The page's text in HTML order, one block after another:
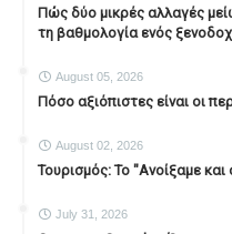
Πώς δύο μικρές αλλαγές
τη βαθμολογία ενός
August 05, 2026
Πόσο αξιόπιστες είναι οι
August 02, 2026
Τουρισμός: Το "Ανοίξαμε
July 31, 2026